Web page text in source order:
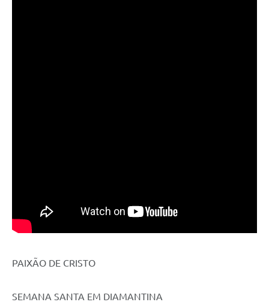
PAIXÃO DE CRISTO
SEMANA SANTA EM DIAMANTINA